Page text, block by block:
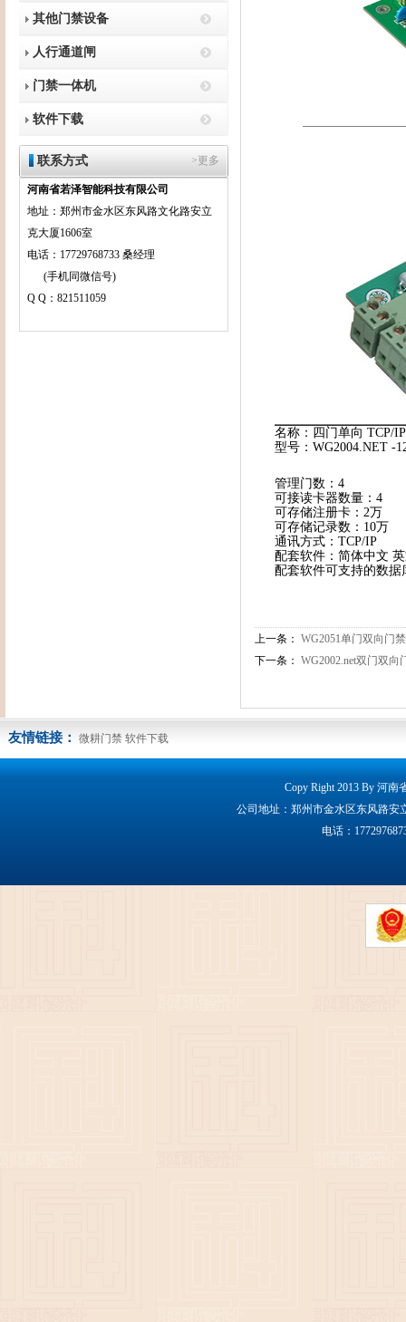
其他门禁设备
人行通道闸
门禁一体机
软件下载
联系方式 >更多
河南省若泽智能科技有限公司
地址：郑州市金水区东风路文化路安立
克大厦1606室
电话：17729768733 桑经理
(手机同微信号)
Q Q：821511059
名称：四门单向 TCP/
型号：WG2004.NET -
管理门数：4
可接读卡器数量：4
可存储注册卡：2万
可存储记录数：10万
通讯方式：TCP/IP
配套软件：简体中文
配套软件可支持的数据
上一条： WG2051单门双向门
下一条： WG2002.net双门双向
友情链接： 微耕门禁 软件下载
Copy Right 2013 By 河南
公司地址：郑州市金水区东风路安
电话：